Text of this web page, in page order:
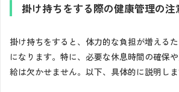
掛け持ちをする際の健康管理の注
掛け持ちをすると、体力的な負担が増える
になります。特に、必要な休息時間の確保
給は欠かせません。以下、具体的に説明しま